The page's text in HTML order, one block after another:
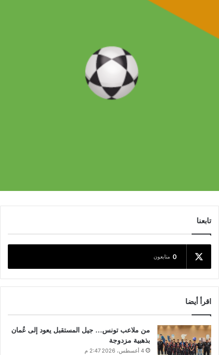
تابعنا
0 متابعون
اقرأ أيضا
من ملاعب تونس… جيل المستقبل يعود إلى عُمان
بذهبية مزدوجة
4 أغسطس، 2026 2:47 م